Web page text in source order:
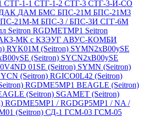
СТГ-1-1 СТГ-1-2 СТГ-3 СТГ-3-И-CO
ДАМ БМС БПС-21М БПС-21М3
21М-М БПС-3 / БПС-3И СГГ-6М
Seitron RGDMETMP1 Seitron
МК с КЗЭУГ АВУС-КОМБИ
RYK01M (Seitron) SYMN2хB00ySE
(Seitron) SYCN2xB00ySE
01SE (Seitron) SYMN (Seitron)
(Seitron) RGICO0L42 (Seitron)
RGDME5MP1 BEAGLE (Seitron)
(Seitron) SGAMET (Seitron)
RGDME5MP1 / RGDGP5MP1 / NA /
(Seitron) СД-1 ГСМ-03 ГСМ-05